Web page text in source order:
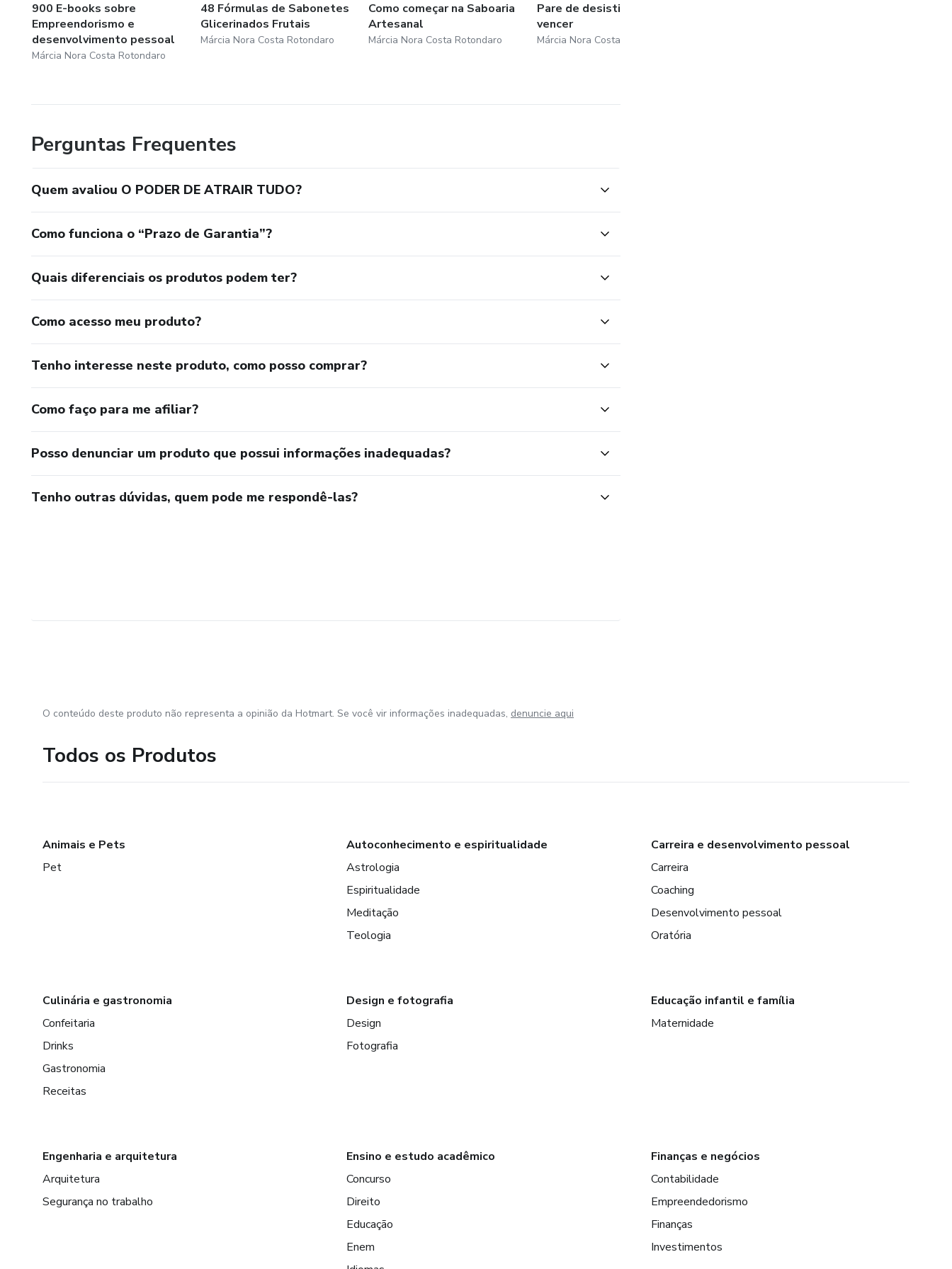
900 E-books sobre
Empreendorismo e
desenvolvimento pessoal
Márcia Nora Costa Rotondaro
48 Fórmulas de Sabonetes
Glicerinados Frutais
Márcia Nora Costa Rotondaro
Como começar na Saboaria
Artesanal
Márcia Nora Costa Rotondaro
Pare de desistir e comece a
vencer
Márcia Nora Costa Rotondaro
Perguntas Frequentes
Quem avaliou O PODER DE ATRAIR TUDO?
Como funciona o “Prazo de Garantia”?
Quais diferenciais os produtos podem ter?
Como acesso meu produto?
Tenho interesse neste produto, como posso comprar?
Como faço para me afiliar?
Posso denunciar um produto que possui informações inadequadas?
Tenho outras dúvidas, quem pode me respondê-las?
O conteúdo deste produto não representa a opinião da Hotmart. Se você vir informações inadequadas, denuncie aqui
Todos os Produtos
Animais e Pets
Pet
Autoconhecimento e espiritualidade
Astrologia
Espiritualidade
Meditação
Teologia
Carreira e desenvolvimento pessoal
Carreira
Coaching
Desenvolvimento pessoal
Oratória
Culinária e gastronomia
Confeitaria
Drinks
Gastronomia
Receitas
Design e fotografia
Design
Fotografia
Educação infantil e família
Maternidade
Engenharia e arquitetura
Arquitetura
Segurança no trabalho
Ensino e estudo acadêmico
Concurso
Direito
Educação
Enem
Finanças e negócios
Contabilidade
Empreendedorismo
Finanças
Investimentos